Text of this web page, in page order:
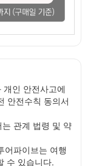
인 안전사고에
안전수칙 동의서
관계 법령 및 약
어파이브는 여행
수 있습니다.